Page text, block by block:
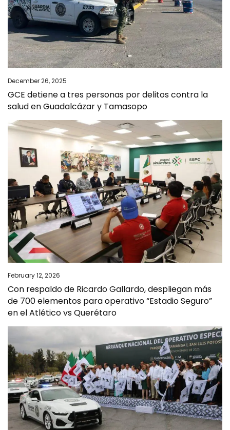
December 26, 2025
GCE detiene a tres personas por delitos contra la
salud en Guadalcázar y Tamasopo
February 12, 2026
Con respaldo de Ricardo Gallardo, despliegan más
de 700 elementos para operativo “Estadio Seguro”
en el Atlético vs Querétaro